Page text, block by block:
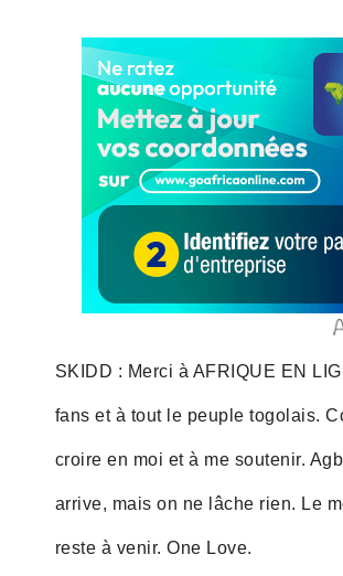
SKIDD : Merci à AFRIQUE EN
fans et à tout le peuple togolais.
croire en moi et à me soutenir.
arrive, mais on ne lâche rien. Le
reste à venir. One Love.